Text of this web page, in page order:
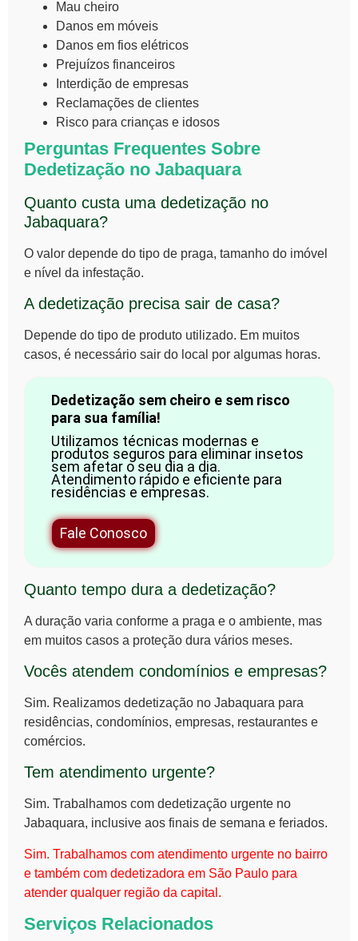
Mau cheiro
Danos em móveis
Danos em fios elétricos
Prejuízos financeiros
Interdição de empresas
Reclamações de clientes
Risco para crianças e idosos
Perguntas Frequentes Sobre
Dedetização no Jabaquara
Quanto custa uma dedetização no
Jabaquara?
O valor depende do tipo de praga, tamanho do imóvel
e nível da infestação.
A dedetização precisa sair de casa?
Depende do tipo de produto utilizado. Em muitos
casos, é necessário sair do local por algumas horas.
Dedetização sem cheiro e sem risco
para sua família!
Utilizamos técnicas modernas e
produtos seguros para eliminar insetos
sem afetar o seu dia a dia.
Atendimento rápido e eficiente para
residências e empresas.
Fale Conosco
Quanto tempo dura a dedetização?
A duração varia conforme a praga e o ambiente, mas
em muitos casos a proteção dura vários meses.
Vocês atendem condomínios e empresas?
Sim. Realizamos dedetização no Jabaquara para
residências, condomínios, empresas, restaurantes e
comércios.
Tem atendimento urgente?
Sim. Trabalhamos com dedetização urgente no
Jabaquara, inclusive aos finais de semana e feriados.
Sim. Trabalhamos com atendimento urgente no bairro
e também com dedetizadora em São Paulo para
atender qualquer região da capital.
Serviços Relacionados